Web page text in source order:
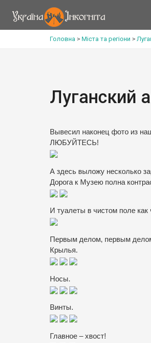
Головна > Міста та регіони >
Луганский
Вывесил наконец фото из
ЛЮБУЙТЕСЬ!
А здесь выложу несколько
Дорога к Музею полна
И туалеты в чистом поле
Первым делом, первым
Крылья.
Носы.
Винты.
Главное – хвост!